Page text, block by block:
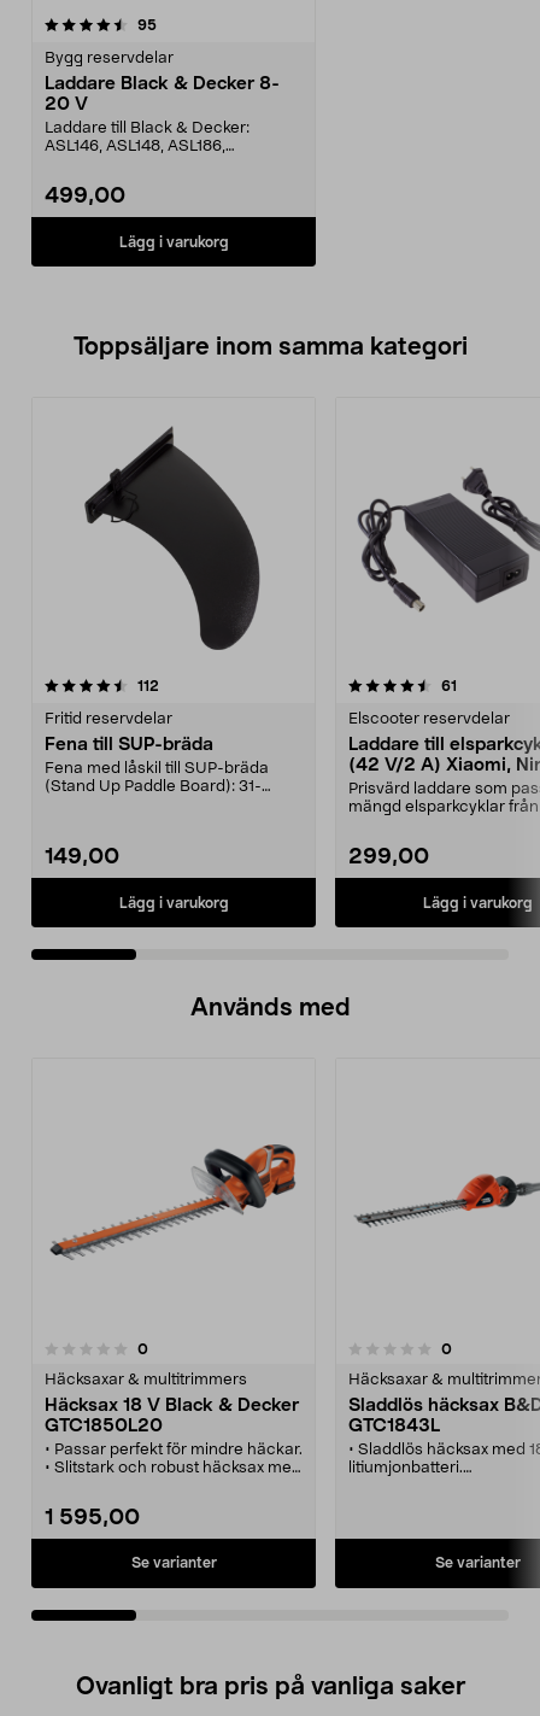
95recensioner
Bygg reservdelar
Laddare Black & Decker 8-
20 V
Laddare till Black & Decker:
ASL146, ASL148, ASL186,
499,00
Lägg i varukorg
Toppsäljare inom samma kategori
112
Fritid reservdelar
Fena till SUP-bräda
Fena med låskil till SUP-bräda
(Stand Up Paddle Board): 31-
149,00
Lägg i varukorg
4.5 av 5 stjärnor 61
Elscooter reservdelar
Laddare till
(42 V/2 A) Xiaomi,
E-Way m.fl.
Prisvärd laddare som
mängd elsparkcyklar från
299,00
Lägg i varukorg
4.5 av 5 stjärnor
Används med
0recensioner
Häcksaxar & multitrimmers
Häcksax 18 V Black & Decker
GTC1850L20
• Passar perfekt för mindre häckar.
• Slitstark och robust häcksax med
effektivare klippning.
• Utformad för att vara bekväm
och säker att använda.
1 595,00
Se varianter
0.0 av 5 stjärnor 0recensioner
Häcksaxar &
Sladdlös häcksax
GTC1843L
• Sladdlös häcksax med
litiumjonbatteri.
• Ställbar vinkel i upp till
Se varianter
0.0 av 5 stjärnor
Ovanligt bra pris på vanliga saker